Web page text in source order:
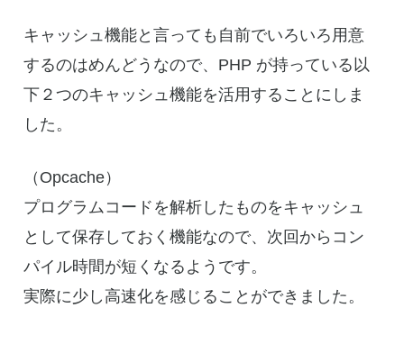
キャッシュ機能と言っても自前でいろいろ用意
するのはめんどうなので、PHP が持っている以
下２つのキャッシュ機能を活用することにしま
した。
（Opcache）
プログラムコードを解析したものをキャッシュ
として保存しておく機能なので、次回からコン
パイル時間が短くなるようです。
実際に少し高速化を感じることができました。